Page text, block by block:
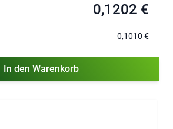
0,1202 €
0,1010 €
In den Warenkorb